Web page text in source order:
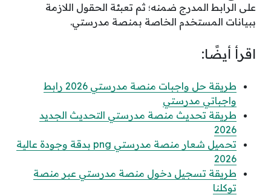
على الرابط المدرج ضمنه؛ ثم تعبئة الحقول اللازمة
ببيانات المستخدم الخاصة بمنصة مدرستي.
اقرأ أيضًا:
طريقة حل واجبات منصة مدرستي 2026 رابط
واجباتي مدرستي
طريقة تحديث منصة مدرستي التحديث الجديد
2026
تحميل شعار منصة مدرستي png بدقة وجودة عالية
2026
طريقة تسجيل دخول منصة مدرستي عبر منصة
توكلنا